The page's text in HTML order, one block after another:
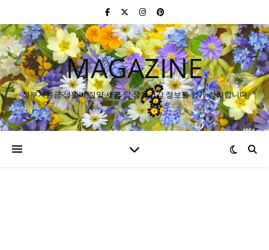
MAGAZINE
정부지원금·생활비 절약·세금 및 생활건강 정보를 쉽게 정리합니다